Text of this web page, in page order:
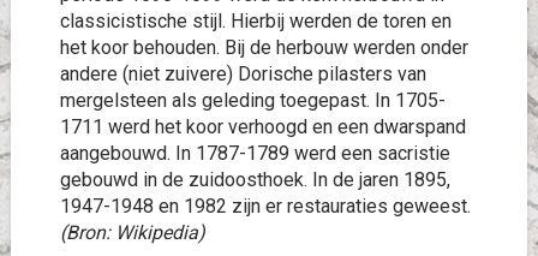
classicistische stijl. Hierbij werden de toren en
het koor behouden. Bij de herbouw werden onder
andere (niet zuivere) Dorische pilasters van
mergelsteen als geleding toegepast. In 1705-
1711 werd het koor verhoogd en een dwarspand
aangebouwd. In 1787-1789 werd een sacristie
gebouwd in de zuidoosthoek. In de jaren 1895,
1947-1948 en 1982 zijn er restauraties geweest.
(Bron: Wikipedia)